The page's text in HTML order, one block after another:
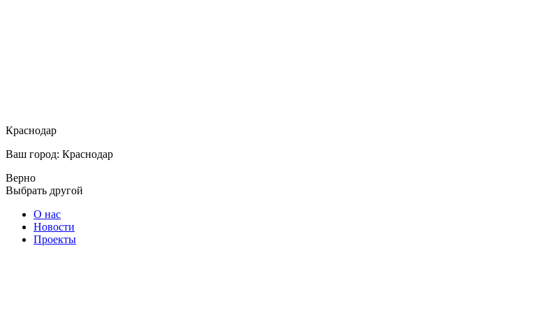
Краснодар
Ваш город: Краснодар
Верно
Выбрать другой
О нас
Новости
Проекты